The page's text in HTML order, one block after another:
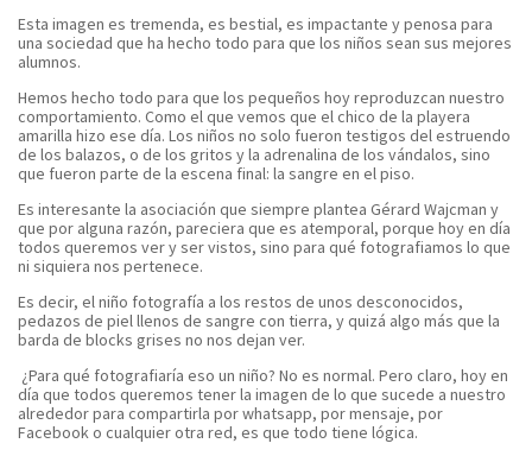
Esta imagen es tremenda, es bestial, es impactante y penosa para
una sociedad que ha hecho todo para que los niños sean sus mejores
alumnos.
Hemos hecho todo para que los pequeños hoy reproduzcan nuestro
comportamiento. Como el que vemos que el chico de la playera
amarilla hizo ese día. Los niños no solo fueron testigos del estruendo
de los balazos, o de los gritos y la adrenalina de los vándalos, sino
que fueron parte de la escena final: la sangre en el piso.
Es interesante la asociación que siempre plantea Gérard Wajcman y
que por alguna razón, pareciera que es atemporal, porque hoy en día
todos queremos ver y ser vistos, sino para qué fotografiamos lo que
ni siquiera nos pertenece.
Es decir, el niño fotografía a los restos de unos desconocidos,
pedazos de piel llenos de sangre con tierra, y quizá algo más que la
barda de blocks grises no nos dejan ver.
¿Para qué fotografiaría eso un niño? No es normal. Pero claro, hoy en
día que todos queremos tener la imagen de lo que sucede a nuestro
alrededor para compartirla por whatsapp, por mensaje, por
Facebook o cualquier otra red, es que todo tiene lógica.